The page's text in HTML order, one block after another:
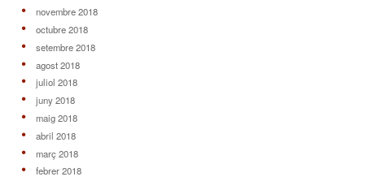
novembre 2018
octubre 2018
setembre 2018
agost 2018
juliol 2018
juny 2018
maig 2018
abril 2018
març 2018
febrer 2018